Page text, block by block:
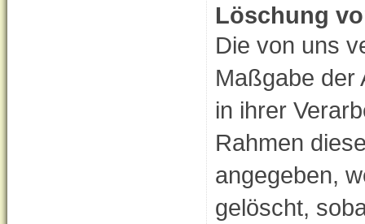
Löschung
Die von uns
Maßgabe der
in ihrer
Rahmen
angegeben,
gelöscht,